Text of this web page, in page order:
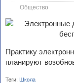
Общество
Практику
планируют
Теги: Школа